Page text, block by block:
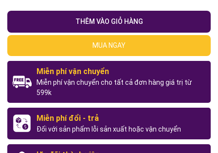
THÊM VÀO GIỎ HÀNG
MUA NGAY
Miễn phí vận chuyển
Miễn phí vận chuyển cho tất cả đơn hàng giá trị từ
599k
Miễn phí đổi - trả
Đối với sản phẩm lỗi sản xuất hoặc vận chuyển